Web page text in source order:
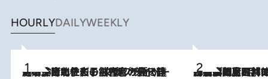
HOURLYDAILYWEEKLY
2026.8.3
《「文士の子ども被害者の会」発足！》阿川佐和子（72）が語る遠藤周作に北杜夫、劇作家・矢代静一の子どもたちの“文豪プライベート事件簿” 2026.8.8
「最後に見られてよかった」上野動物園の東園パンダ舎が解体前に特別公開。8月16日まで延長されたパネル展と共に辿る“半世紀”のパンダ飼育《解体工事の図面あり》